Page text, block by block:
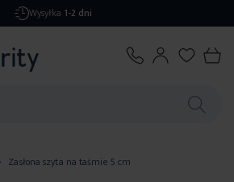
Zwrotdo 14 dni
Zasłona szyta na taśmie 5 cm